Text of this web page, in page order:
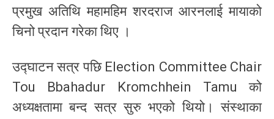
प्रमुख अतिथि महामहिम शरदराज आरनलाई मायाको
चिनो प्रदान गरेका थिए ।
उद्घाटन सत्र पछि Election Committee Chair
Tou Bbahadur Kromchhein Tamu को
अध्यक्षतामा बन्द सत्र सुरु भएको थियो। संस्थाका